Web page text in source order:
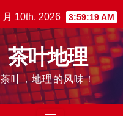
月 10th, 2026 3:59:19 AM
茶叶地理
茶叶，地理的风味！